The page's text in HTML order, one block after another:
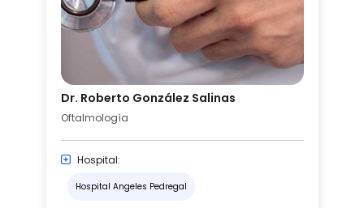
Dr. Roberto González Salinas
Oftalmología
Hospital:
Hospital Angeles Pedregal